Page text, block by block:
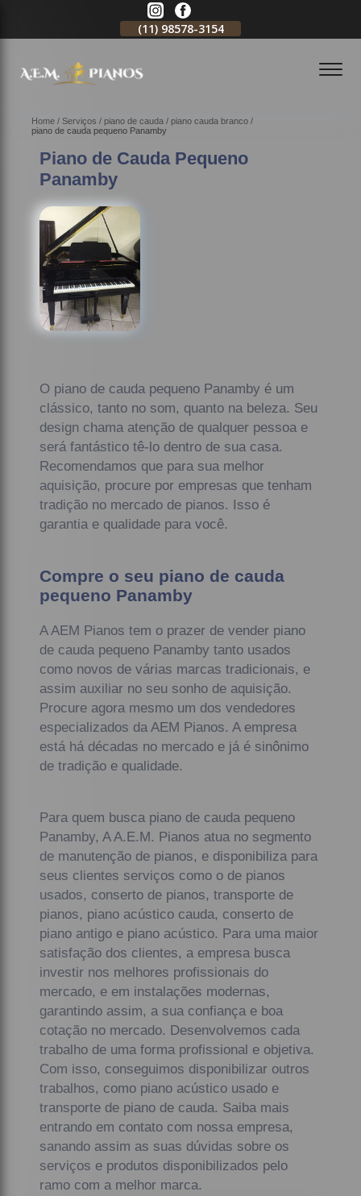
(11) 98578-3154
Home Serviços piano de cauda
piano cauda branco
piano de cauda pequeno Panamby
Piano de Cauda Pequeno
Panamby
O piano de cauda pequeno Panamby é um
clássico, tanto no som, quanto na beleza. Seu
design chama atenção de qualquer pessoa e
será fantástico tê-lo dentro de sua casa.
Recomendamos que para sua melhor
aquisição, procure por empresas que tenham
tradição no mercado de pianos. Isso é
garantia e qualidade para você.
Compre o seu piano de cauda
pequeno Panamby
A AEM Pianos tem o prazer de vender piano
de cauda pequeno Panamby tanto usados
como novos de várias marcas tradicionais, e
assim auxiliar no seu sonho de aquisição.
Procure agora mesmo um dos vendedores
especializados da AEM Pianos. A empresa
está há décadas no mercado e já é sinônimo
de tradição e qualidade.
Para quem busca piano de cauda pequeno
Panamby, A A.E.M. Pianos atua no segmento
de manutenção de pianos, e disponibiliza para
seus clientes serviços como o de pianos
usados, conserto de pianos, transporte de
pianos, piano acústico cauda, conserto de
piano antigo e piano acústico. Para uma maior
satisfação dos clientes, a empresa busca
investir nos melhores profissionais do
mercado, e em instalações modernas,
garantindo assim, a sua confiança e boa
cotação no mercado. Desenvolvemos cada
trabalho de uma forma profissional e objetiva.
Com isso, conseguimos disponibilizar outros
trabalhos, como piano acústico usado e
transporte de piano de cauda. Saiba mais
entrando em contato com nossa empresa,
sanando assim as suas dúvidas sobre os
serviços e produtos disponibilizados pelo
ramo com a melhor marca.